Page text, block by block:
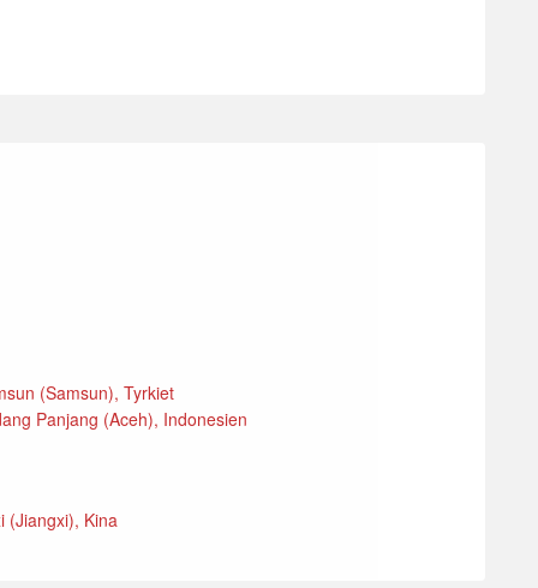
(Samsun), Tyrkiet
Panjang (Aceh), Indonesien
Kina